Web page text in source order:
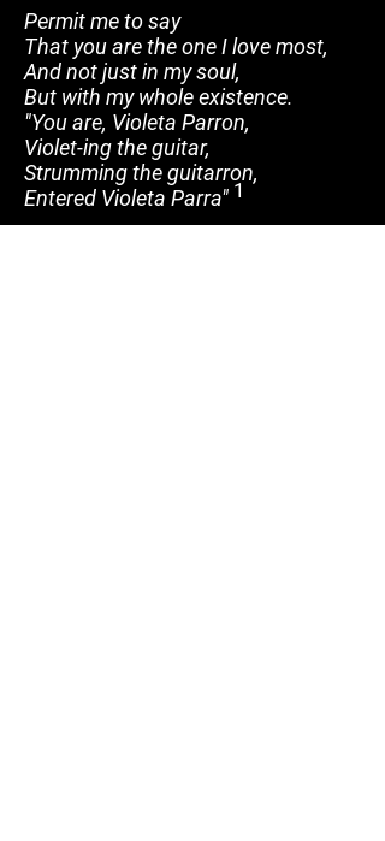
Permit me to say
That you are the one I love most,
And not just in my soul,
But with my whole existence.
"You are, Violeta Parron,
Violet-ing the guitar,
Strumming the guitarron,
Entered Violeta Parra" 1